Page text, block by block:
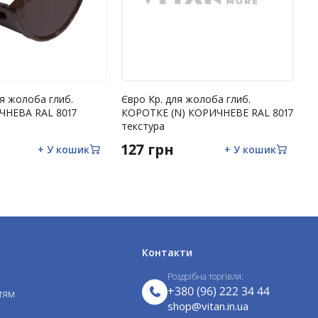
жолоба глиб.
RAL 8017
+ У кошик
Євро Кр. для жолоба глиб.
КОРОТКЕ (N) КОРИЧНЕВЕ RAL 8017
текстура
127 грн + У кошик
Контакти
Роздрібна торгівля:
+380 (96) 222 34 44
shop@vitan.in.ua